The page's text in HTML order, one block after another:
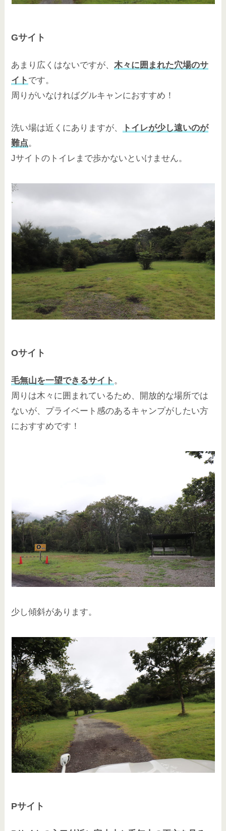
Gサイト
あまり広くはないですが、木々に囲まれた穴場のサ
イト です。
周りがいなければグルキャンにおすすめ！
洗い場は近くにありますが、
トイレが少し遠いのが
難点。
Jサイトのトイレまで歩かないといけません。
Oサイト
毛無山を一望できるサイト 。
周りは木々に囲まれているため、開放的な場所では
ないが、プライベート感のあるキャンプがしたい方
におすすめです！
少し傾斜があります。
Pサイト